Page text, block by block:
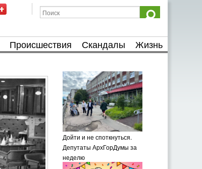
Происшествия Скандалы Жизнь
Дойти и не споткнуться.
Депутаты АрхГорДумы за
неделю